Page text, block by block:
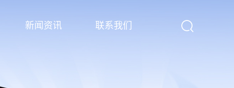
新闻资讯 联系我们